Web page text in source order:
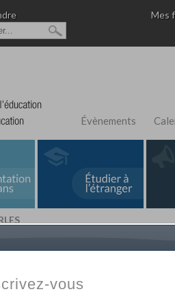
Mes
Évènements
votre établissement
scolaire et des cours
vous